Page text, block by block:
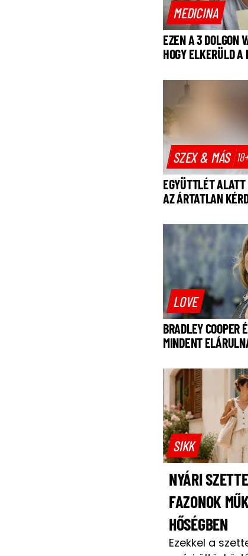
MEDICINA
EZEN A 3 DOLGON
HOGY ELKERÜLD A
SZEX & MÁS
EGYÜTTLÉT
AZ ÁRTATLAN
LOVE
BRADLEY COOPER
MINDENT
SIKK
NYÁRI
FAZONOK
HŐSÉGBEN
Ezekkel a